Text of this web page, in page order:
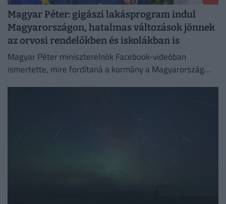
Magyar Péter: gigászi lakásprogram indul
Magyarországon, hatalmas változások jönnek
az orvosi rendelőkben és iskolákban is
Magyar Péter miniszterelnök Facebook-videóban
ismertette, mire fordítaná a kormány a Magyarország